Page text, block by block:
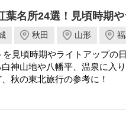
葉名所24選！見頃時期
秋田 山形
見頃時期やライトアップの
神山地や八幡平、温泉に入
秋の東北旅行の参考に！